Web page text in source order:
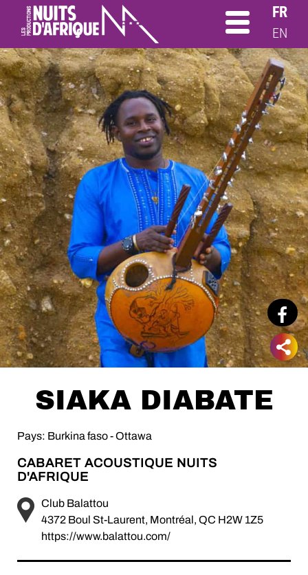
FR
EN
SIAKA DIABATE
Pays: Burkina faso - Ottawa
CABARET ACOUSTIQUE NUITS
D'AFRIQUE
Club Balattou
4372 Boul St-Laurent, Montréal, QC H2W 1Z5
https://www.balattou.com/